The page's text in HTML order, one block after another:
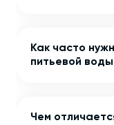
Как часто
питьевой
Чем